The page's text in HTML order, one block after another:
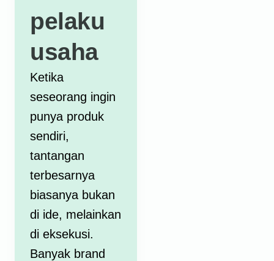
pelaku
usaha
Ketika
seseorang ingin
punya produk
sendiri,
tantangan
terbesarnya
biasanya bukan
di ide, melainkan
di eksekusi.
Banyak brand